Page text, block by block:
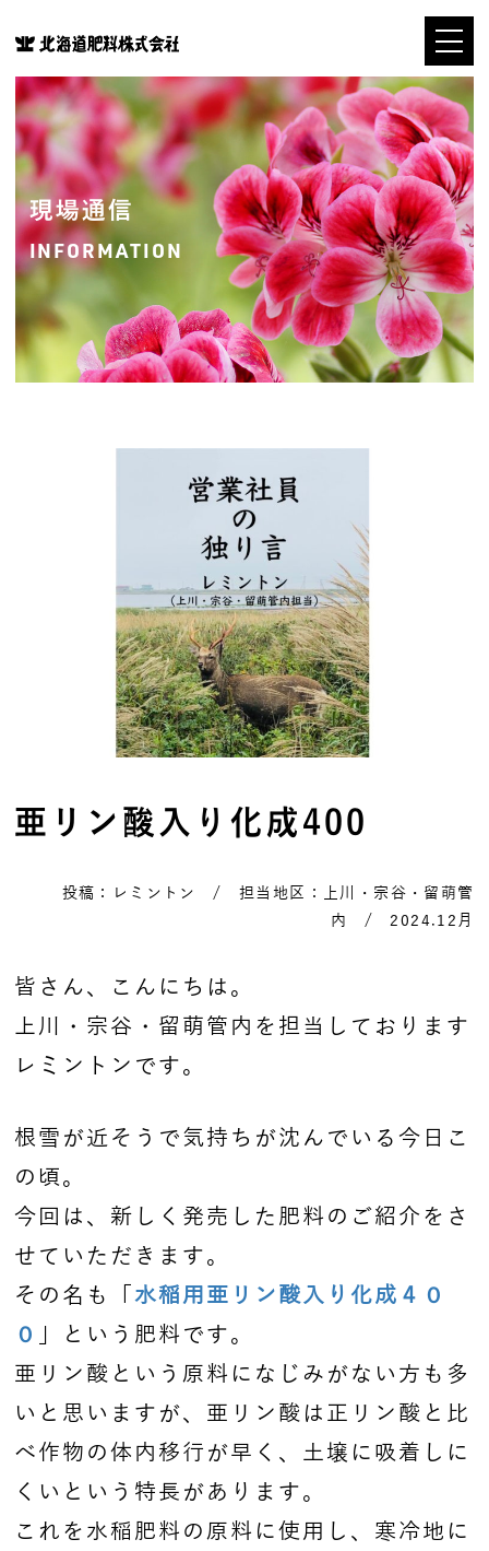
現場通信
INFORMATION
亜リン酸入り化成400
投稿：レミントン / 担当地区：上川・宗谷・留萌管
内 / 2024.12月
皆さん、こんにちは。
上川・宗谷・留萌管内を担当しております
レミントンです。
根雪が近そうで気持ちが沈んでいる今日こ
の頃。
今回は、新しく発売した肥料のご紹介をさ
せていただきます。
その名も「水稲用亜リン酸入り化成４０
０
」という肥料です。
亜リン酸という原料になじみがない方も多
いと思いますが、亜リン酸は正リン酸と比
べ作物の体内移行が早く、土壌に吸着しに
くいという特長があります。
これを水稲肥料の原料に使用し、寒冷地に